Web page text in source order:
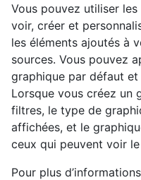
Vous pouvez utiliser
voir, créer et
les éléments ajoutés à
sources. Vous pouvez
graphique par défaut
Lorsque vous créez un
filtres, le type de
affichées, et le
ceux qui peuvent voir
Pour plus